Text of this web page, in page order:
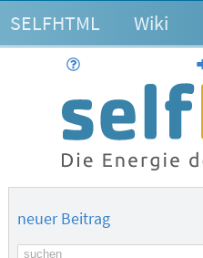
SELFHTML Wiki
neuer Beitrag
Suchbegriff